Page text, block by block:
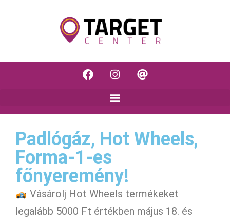
Padlógáz, Hot Wheels,
Forma-1-es
főnyeremény!
Vásárolj Hot Wheels termékeket
legalább 5000 Ft értékben május 18. és